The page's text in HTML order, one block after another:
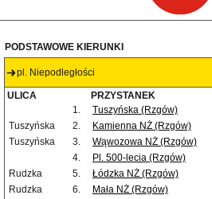
PODSTAWOWE KIERUNKI
pl. Niepodległości
ULICA PRZYSTANEK
1.
Tuszyńska (Rzgów)
Tuszyńska
2. Kamienna NŻ (Rzgów)
Tuszyńska
3. Wąwozowa NŻ (Rzgów)
4.
Pl. 500-lecia (Rzgów)
Rudzka
5. Łódzka NŻ (Rzgów)
Rudzka
6. Mała NŻ (Rzgów)